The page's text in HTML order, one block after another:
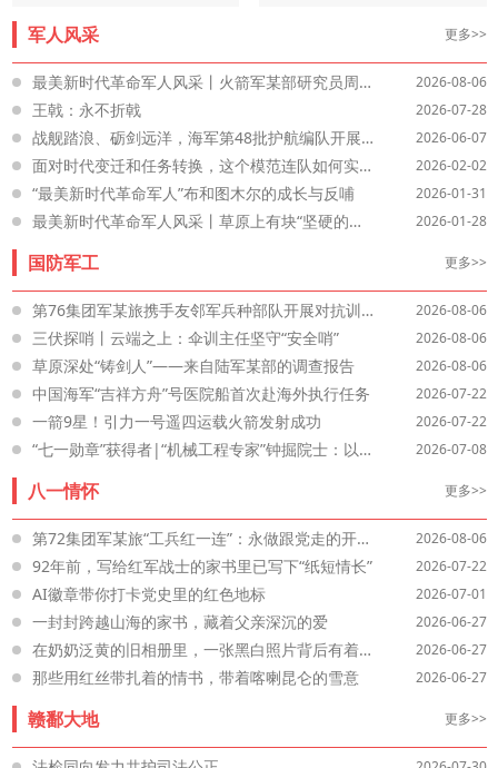
军人风采 更多>>
最美新时代革命军人风采丨火箭军某部研究员周宏潮：科研向战勇攀登 2026-08-06
王戟：永不折戟 2026-07-28
战舰踏浪、砺剑远洋，海军第48批护航编队开展多项针对性训练 2026-06-07
面对时代变迁和任务转换，这个模范连队如何实现华丽转身？ 2026-02-02
“最美新时代革命军人”布和图木尔的成长与反哺 2026-01-31
最美新时代革命军人风采丨草原上有块“坚硬的钢铁” 2026-01-28
国防军工 更多>>
第76集团军某旅携手友邻军兵种部队开展对抗训练见闻 2026-08-06
三伏探哨丨云端之上：伞训主任坚守“安全哨” 2026-08-06
草原深处“铸剑人”——来自陆军某部的调查报告 2026-08-06
中国海军“吉祥方舟”号医院船首次赴海外执行任务 2026-07-22
一箭9星！引力一号遥四运载火箭发射成功 2026-07-22
“七一勋章”获得者|“机械工程专家”钟掘院士：以毕生心血 铸大国重器 2026-07-08
八一情怀 更多>>
第72集团军某旅“工兵红一连”：永做跟党走的开路先锋 2026-08-06
92年前，写给红军战士的家书里已写下“纸短情长” 2026-07-22
AI徽章带你打卡党史里的红色地标 2026-07-01
一封封跨越山海的家书，藏着父亲深沉的爱 2026-06-27
在奶奶泛黄的旧相册里，一张黑白照片背后有着这样的故事 2026-06-27
那些用红丝带扎着的情书，带着喀喇昆仑的雪意 2026-06-27
赣鄱大地 更多>>